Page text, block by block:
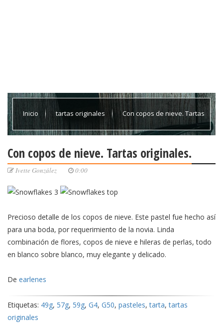
Inicio tartas originales Con copos de nieve. Tartas
Con copos de nieve. Tartas originales.
Ivette González 0:00
Precioso detalle de los copos de nieve. Este pastel fue hecho así
para una boda, por requerimiento de la novia. Linda
combinación de flores, copos de nieve e hileras de perlas, todo
en blanco sobre blanco, muy elegante y delicado.
De earlenes
Etiquetas: 49g, 57g, 59g, G4, G50, pasteles,tarta,tartas
originales